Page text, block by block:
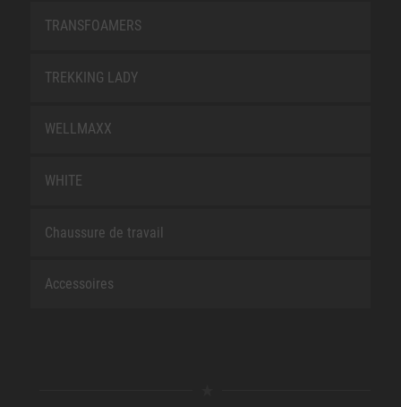
TRANSFOAMERS
TREKKING LADY
WELLMAXX
WHITE
Chaussure de travail
Accessoires